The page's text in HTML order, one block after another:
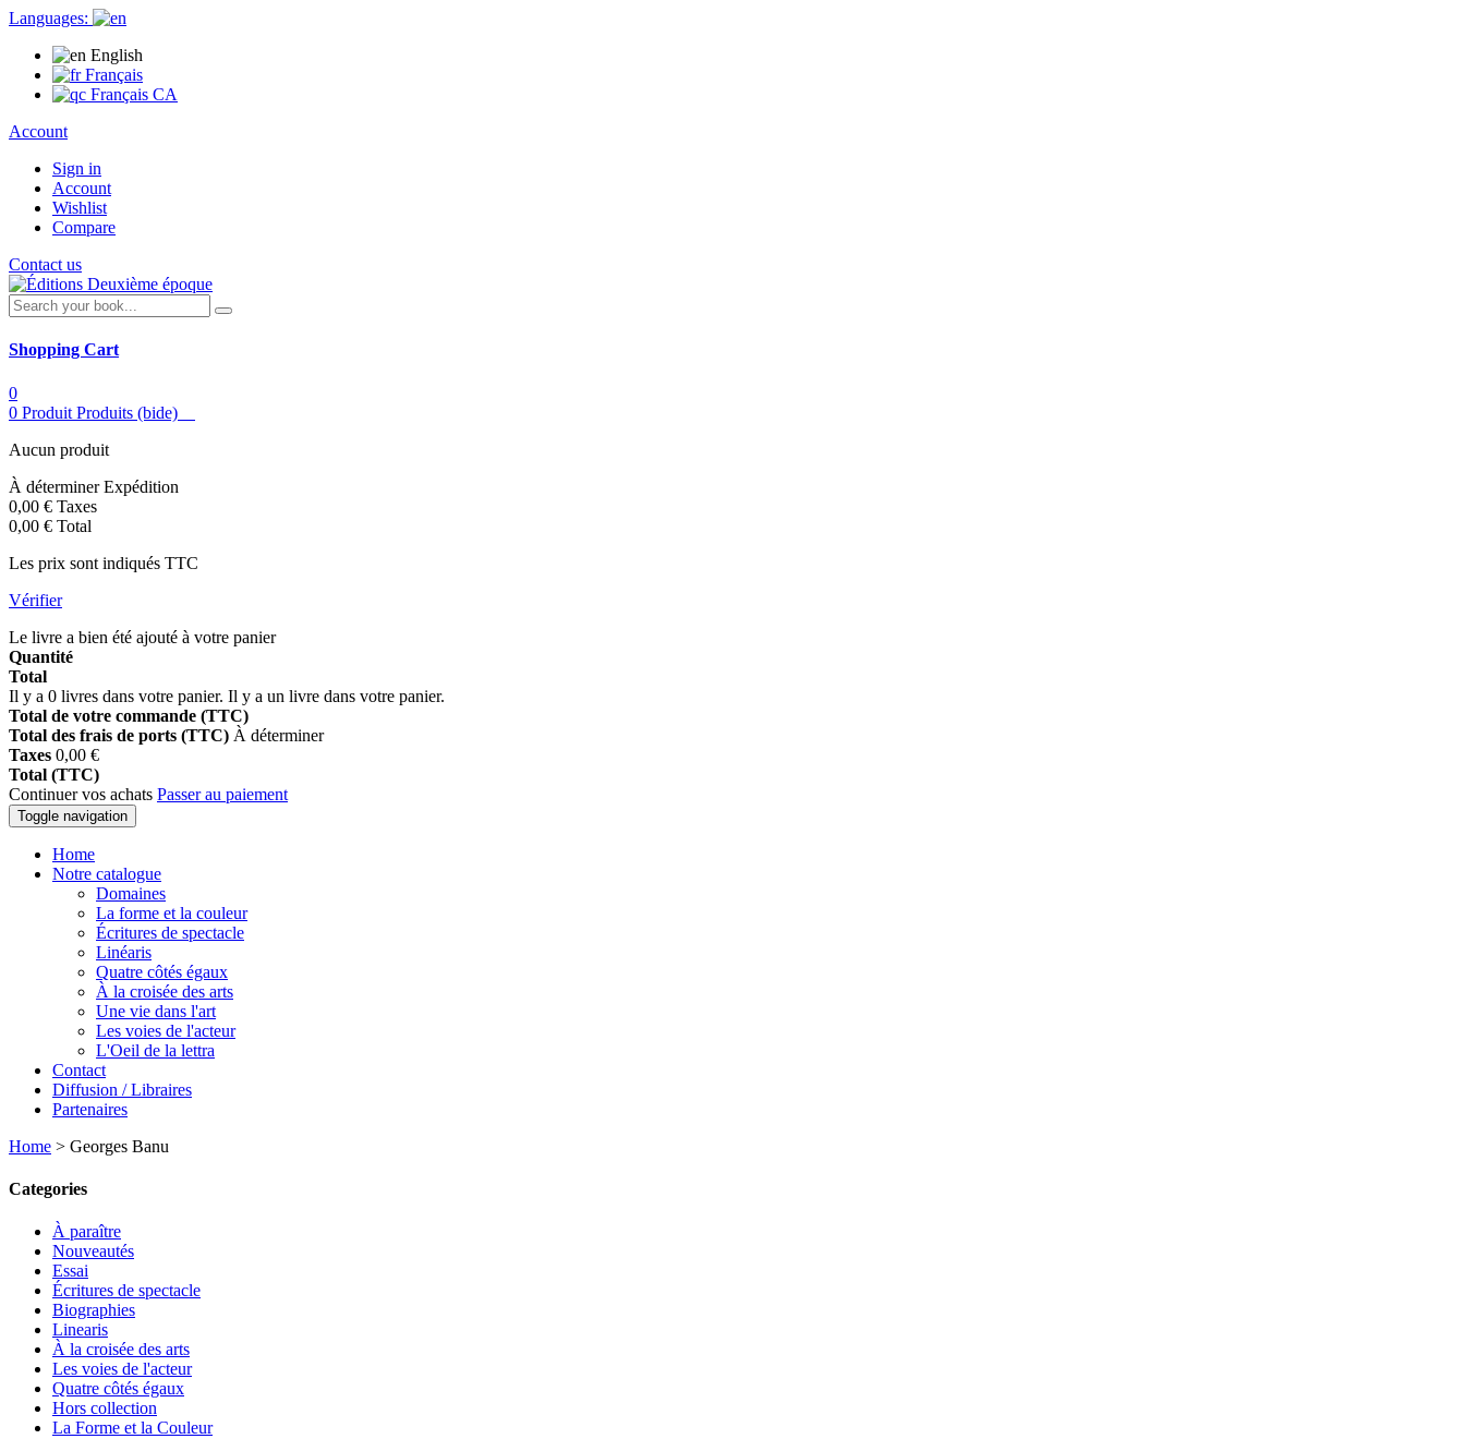
Languages:
English
Français
Français CA
Account
Sign in
Account
Wishlist
Compare
Contact us
Shopping Cart
0
0 Produit Produits (bide)
Aucun produit
À déterminerExpédition
0,00 € Taxes
0,00 € Total
Les prix sont indiqués TTC
Vérifier
Le livre a bien été ajouté à votre panier
Quantité
Total
Il y a 0 livres dans votre panier. Il y a un livre dans votre panier.
Total de votre commande (TTC)
Total des frais de ports (TTC) À déterminer
Taxes 0,00 €
Total (TTC)
Continuer vos achats Passer au paiement
Toggle navigation
Home
Notre catalogue
Domaines
La forme et la couleur
Écritures de spectacle
Linéaris
Quatre côtés égaux
À la croisée des arts
Une vie dans l'art
Les voies de l'acteur
L'Oeil de la lettra
Contact
Diffusion / Libraires
Partenaires
Home > Georges Banu
Categories
À paraître
Nouveautés
Essai
Écritures de spectacle
Biographies
Linearis
À la croisée des arts
Les voies de l'acteur
Quatre côtés égaux
Hors collection
La Forme et la Couleur